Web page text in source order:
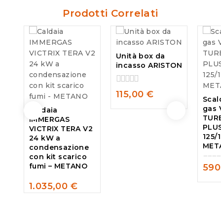
Prodotti Correlati
Caldaia
IMMERGAS
VICTRIX TERA V2
24 kW a
condensazione
con kit scarico
fumi – METANO
0
1.035,00 €
Unità box da
incasso ARISTON
0
out
of
115,00 €
gas
125/
0
out